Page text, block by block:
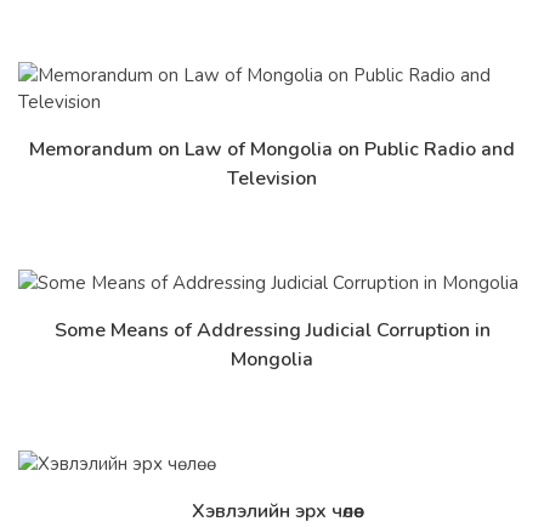
Дэлгэрэнгүй
Memorandum on Law of Mongolia on Public Radio and
Television
Дэлгэрэнгүй
Some Means of Addressing Judicial Corruption in
Mongolia
ДэлгэрэнгүйХэвлэлийн эрх чөлөө